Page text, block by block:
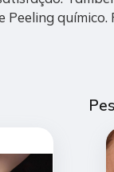
químico.